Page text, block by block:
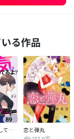
る作品
パパ、浮気してるよ？娘と二人でクズ夫を捨てます【分冊版】
恋と弾丸